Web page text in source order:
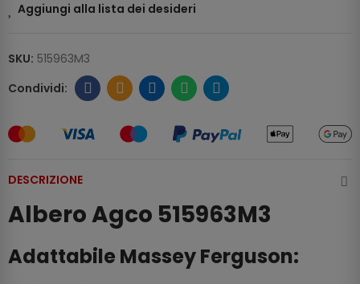
Aggiungi alla lista dei desideri
SKU: 515963M3
DESCRIZIONE
Albero Agco 515963M3
Adattabile Massey Ferguson: